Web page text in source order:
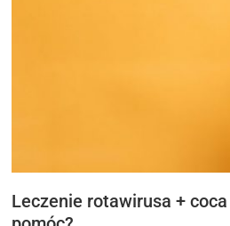
Leczenie rotawirusa +